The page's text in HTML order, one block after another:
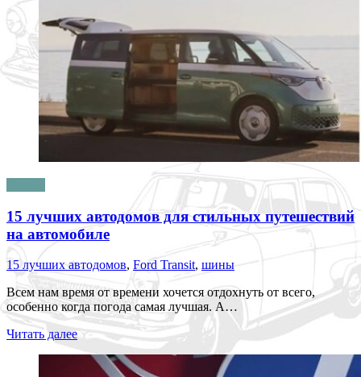
15 лучших автодомов для стильных путешествий
на автомобиле
15 лучших автодомов, Ford Transit, шины
Всем нам время от времени хочется отдохнуть от всего,
особенно когда погода самая лучшая. А…
Читать далее